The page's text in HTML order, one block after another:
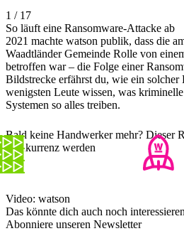
1 / 17
So läuft eine Ransomware-Attacke ab
2021 machte watson publik, dass die
Waadtländer Gemeinde Rolle von
betroffen war – die Folge einer
Bildstrecke erfährst du, wie ein
wenigsten Leute wissen, was
Systemen so alles treiben.
Bald keine Handwerker mehr? Dieser
Konkurrenz werden
Video: watson
Das könnte dich auch noch
Abonniere unseren Newsletter